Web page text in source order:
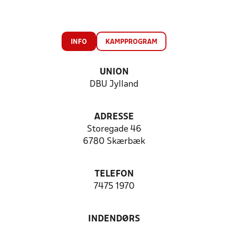
INFO KAMPPROGRAM
UNION
DBU Jylland
ADRESSE
Storegade 46
6780 Skærbæk
TELEFON
7475 1970
INDENDØRS